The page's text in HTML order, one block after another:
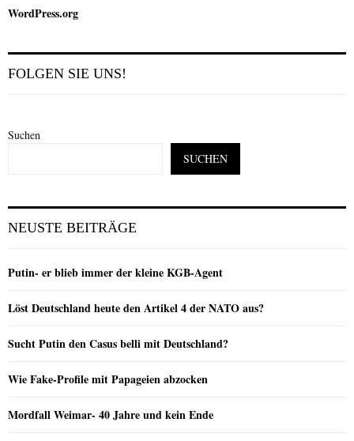
WordPress.org
FOLGEN SIE UNS!
Suchen
SUCHEN
NEUSTE BEITRÄGE
Putin- er blieb immer der kleine KGB-Agent
Löst Deutschland heute den Artikel 4 der NATO aus?
Sucht Putin den Casus belli mit Deutschland?
Wie Fake-Profile mit Papageien abzocken
Mordfall Weimar- 40 Jahre und kein Ende